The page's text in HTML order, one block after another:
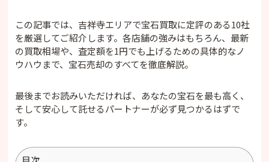
この記事では、吉祥寺エリアで宝石買取に定評のある10社
を厳選してご紹介します。各店舗の強みはもちろん、最新
の買取相場や、査定額を1円でも上げるための具体的なノ
ウハウまで、宝石売却のすべてを徹底解説。
最後までお読みいただければ、あなたの宝石を最も高く、
そして安心して託せるパートナーが必ず見つかるはずで
す。